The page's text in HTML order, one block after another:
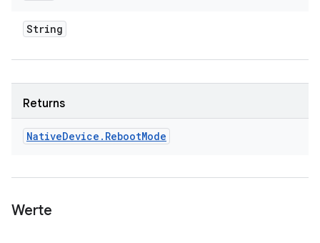
String
Returns
NativeDevice . RebootMode
Werte